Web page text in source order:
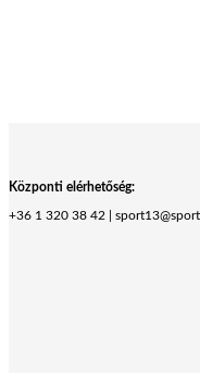
Központi elérhetőség:
+36 1 320 38 42 |